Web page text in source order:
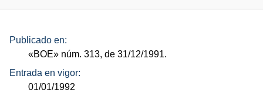
Publicado en:
«BOE» núm. 313, de 31/12/1991.
Entrada en vigor:
01/01/1992